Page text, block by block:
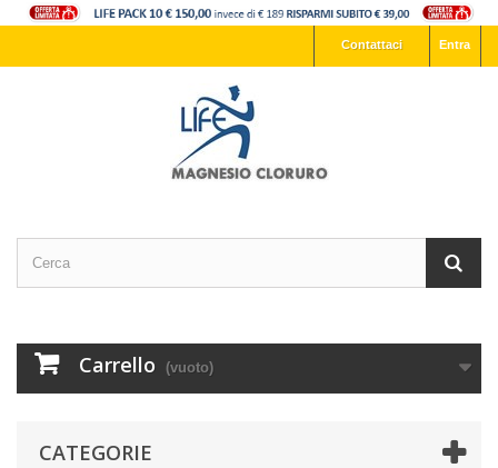
Entra
Contattaci
Carrello (vuoto)
CATEGORIE